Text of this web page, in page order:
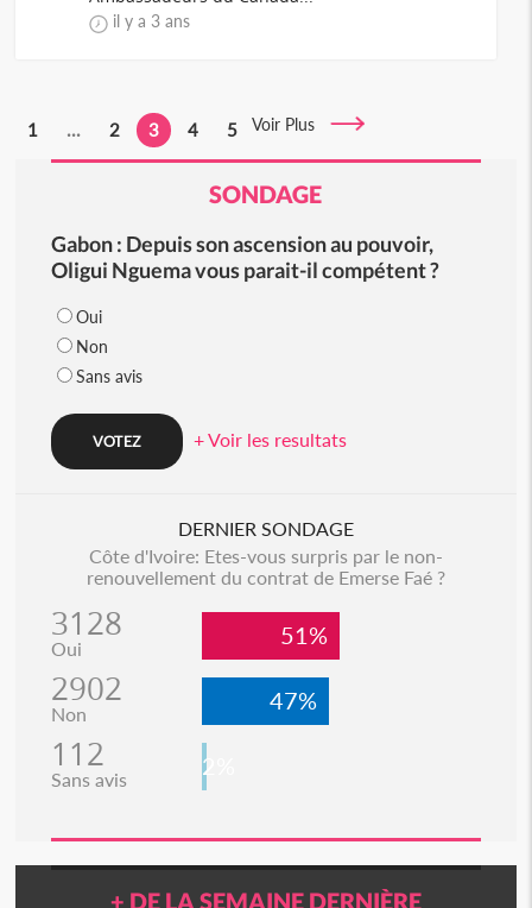
il y a 3 ans
1 ... 2 3 4 5 Voir Plus
SONDAGE
Gabon : Depuis son ascension au pouvoir,
Oligui Nguema vous parait-il compétent ?
Oui
Non
Sans avis
+ Voir les resultats
DERNIER SONDAGE
Côte d'Ivoire: Etes-vous surpris par le non-
renouvellement du contrat de Emerse Faé ?
3128
Oui 51%
2902
Non 47%
112
Sans avis 2%
+ DE LA SEMAINE DERNIÈRE